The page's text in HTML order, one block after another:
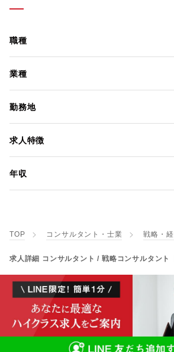
職種
業種
勤務地
求人特徴
年収
TOP コンサルタント・士業 戦略・
求人詳細 コンサルタント / 戦略コンサルタント